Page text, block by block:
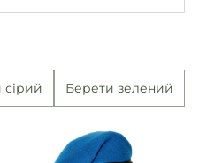
сірий Берети зелений